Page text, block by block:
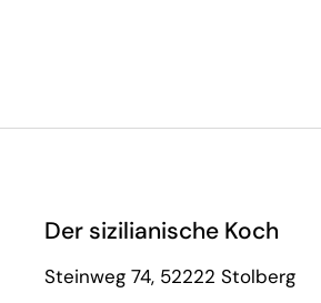
Der sizilianische Koch
Steinweg 74, 52222 Stolberg